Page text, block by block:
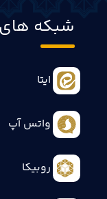
شبکه های
ایتا
واتس آپ
روبیکا